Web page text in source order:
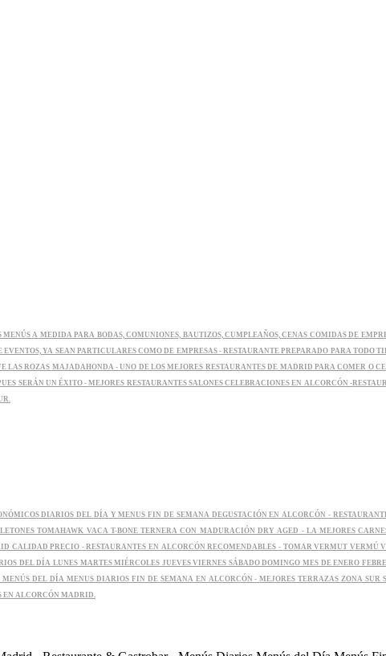
A MEDIDA PARA BODAS, COMUNIONES, BAUTIZOS, CUMPLEAÑOS, CENAS COMIDAS DE
YA SEAN PARTICULARES COMO DE EMPRESAS -RESTAURANTE PREPARADO PARA TODO
LAS ROZAS MAJADAHONDA -UNO DE LOS MEJORES RESTAURANTES DE MADRID PARA COMER O
SERÁN UN ÉXITO -MEJORES RESTAURANTES SALONES CELEBRACIONES EN ALCORCÓN -
DIARIOS DEL DÍA Y MENUS FIN DE SEMANA DEGUSTACIÓN EN ALCORCÓN -
TOMAHAWK VACA T-BONE TERNERA CON MADURACIÓN DRY AGED - LA MEJORES
CALIDAD PRECIO -RESTAURANTES EN ALCORCÓN RECOMENDABLES - TOMAR VERMUT VERMÚ
DEL DÍA LUNES MARTES MIÉRCOLES JUEVES VIERNES SÁBADO DOMINGO MES DE ENERO
MENÚS DEL DÍA MENUS DIARIOS FIN DE SEMANA EN ALCORCÓN -MEJORES TERRAZAS ZONA SUR
EN ALCORCÓN MADRID.